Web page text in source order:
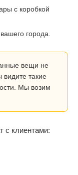
с коробкой
города.
вещи не
видите такие
Мы возим
с клиентами: